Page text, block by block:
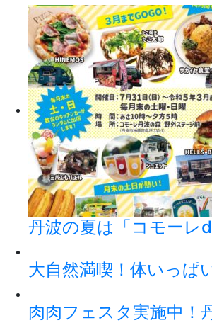
丹波の夏は「コモーレ
大自然満喫！体いっぱ
肉肉フェスタ実施中！